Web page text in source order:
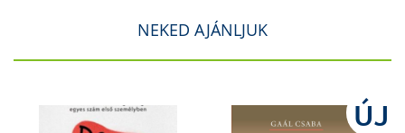
NEKED AJÁNLJUK
ÚJ